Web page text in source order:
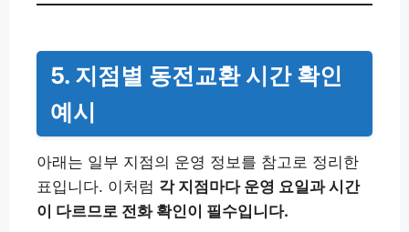
5. 지점별 동전교환 시간 확인
예시
아래는 일부 지점의 운영 정보를 참고로 정리한
표입니다. 이처럼 각 지점마다 운영 요일과 시간
이 다르므로 전화 확인이 필수입니다.